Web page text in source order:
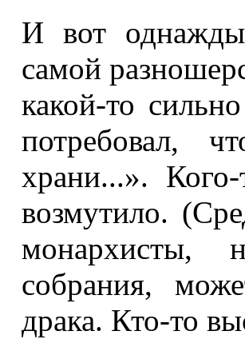
И вот
самой
какой-то
потребовал,
храни...».
возмутило.
монархисты,
собрания,
драка. Кто-то